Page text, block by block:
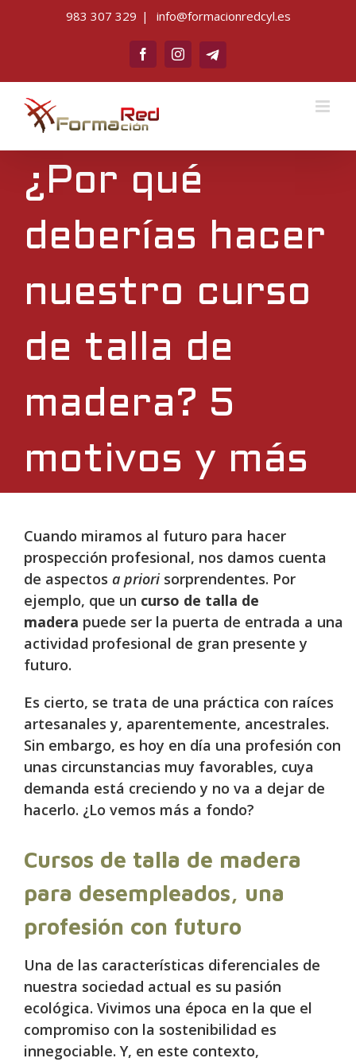
983 307 329 | info@formacionredcyl.es
FacebookInstagram
Telegram
¿Por qué
deberías hacer
nuestro curso
de talla de
madera? 5
motivos y más
Cuando miramos al futuro para hacer
prospección profesional, nos damos cuenta
de aspectos a priorisorprendentes. Por
ejemplo, que un curso de talla de
madera puede ser la puerta de entrada a una
actividad profesional de gran presente y
futuro.
Es cierto, se trata de una práctica con raíces
artesanales y, aparentemente, ancestrales.
Sin embargo, es hoy en día una profesión con
unas circunstancias muy favorables, cuya
demanda está creciendo y no va a dejar de
hacerlo. ¿Lo vemos más a fondo?
Cursos de talla de madera
para desempleados, una
profesión con futuro
Una de las características diferenciales de
nuestra sociedad actual es su pasión
ecológica. Vivimos una época en la que el
compromiso con la sostenibilidad es
innegociable. Y, en este contexto,